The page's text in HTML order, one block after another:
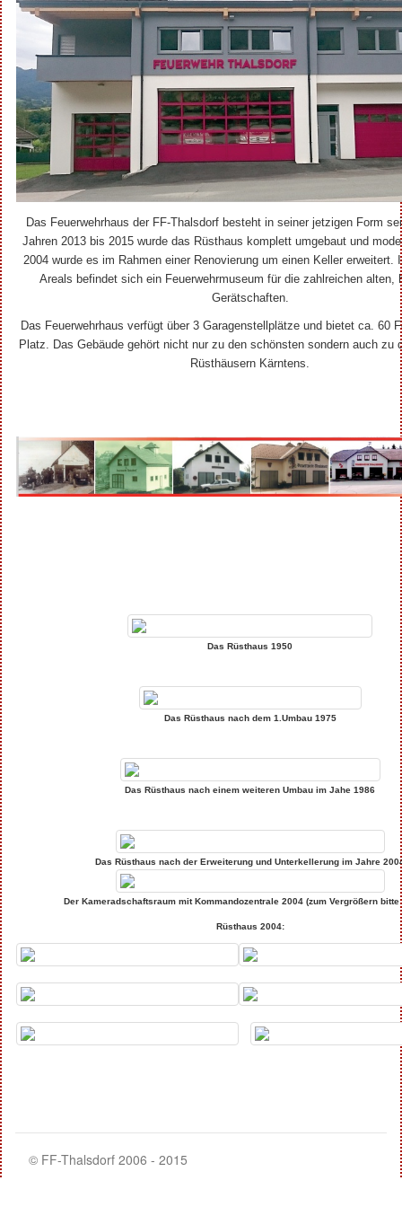
Das Feuerwehrhaus der FF-Thalsdorf besteht in seiner jetzigen Form
Jahren 2013 bis 2015 wurde das Rüsthaus komplett umgebaut und
2004 wurde es im Rahmen einer Renovierung um einen Keller erweitert.
Areals befindet sich ein Feuerwehrmuseum für die zahlreichen alten,
Gerätschaften.
Das Feuerwehrhaus verfügt über 3 Garagenstellplätze und bietet ca. 60
Platz. Das Gebäude gehört nicht nur zu den schönsten sondern auch zu
Rüsthäusern Kärntens.
Das Rüsthaus 1950
Das Rüsthaus nach dem 1.Umbau 1975
Das Rüsthaus nach einem weiteren Umbau im Jahe 1986
Das Rüsthaus nach der Erweiterung und Unterkellerung im Jahre
Der Kameradschaftsraum mit Kommandozentrale 2004 (zum Vergrößern
Rüsthaus 2004:
© FF-Thalsdorf 2006 - 2015